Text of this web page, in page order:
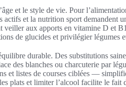
et le style de vie. Pour
actifs et la nutrition sport demandent
veiller aux apports en vitamine D et
de glucides et privilégier légumes
durable. Des substitutions
des blanches ou charcuterie par
et listes de courses ciblées —
plats et limiter l’alcool facilite le fait